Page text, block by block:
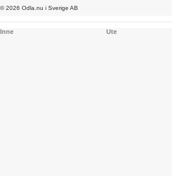
© 2026 Odla.nu i Sverige AB
Inne Ute